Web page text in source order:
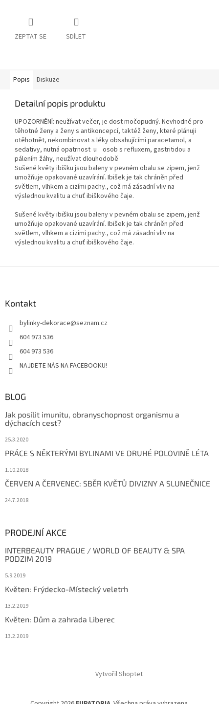
ZEPTAT SE SDÍLET
Popis Diskuze
Detailní popis produktu
UPOZORNĚNÍ: neužívat večer, je dost močopudný. Nevhodné pro
těhotné ženy a ženy s antikoncepcí, taktéž ženy, které plánuji
otěhotnět, nekombinovat s léky obsahujícími paracetamol, a
sedativy, nutná opatrnost u osob s refluxem, gastritidou a
pálením žáhy, neužívat dlouhodobě
Sušené květy ibišku jsou baleny v pevném obalu se zipem, jenž
umožňuje opakované uzavírání. Ibišek je tak chráněn před
světlem, vlhkem a cizími pachy., což má zásadní vliv na
výslednou kvalitu a chuť ibiškového čaje.
Sušené květy ibišku jsou baleny v pevném obalu se zipem, jenž
umožňuje opakované uzavírání. Ibišek je tak chráněn před
světlem, vlhkem a cizími pachy., což má zásadní vliv na
výslednou kvalitu a chuť ibiškového čaje.
Kontakt
bylinky-dekorace@seznam.cz
604 973 536
604 973 536
NAJDETE NÁS NA FACEBOOKU!
BLOG
Jak posílit imunitu, obranyschopnost organismu a
dýchacích cest?
25.3.2020
PRÁCE S NĚKTERÝMI BYLINAMI VE DRUHÉ POLOVINĚ LÉTA
1.10.2018
ČERVEN A ČERVENEC: SBĚR KVĚTŮ DIVIZNY A SLUNEČNICE
24.7.2018
PRODEJNÍ AKCE
INTERBEAUTY PRAGUE / WORLD OF BEAUTY & SPA
PODZIM 2019
5.9.2019
Květen: Frýdecko-Místecký veletrh
13.2.2019
Květen: Dům a zahrada Liberec
13.2.2019
Vytvořil Shoptet